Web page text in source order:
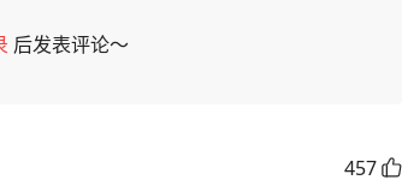
后发表评论～
457